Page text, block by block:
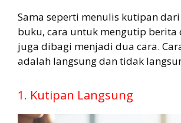
Sama seperti menulis kutipan
buku, cara untuk mengutip berita
juga dibagi menjadi dua cara.
adalah langsung dan tidak
1. Kutipan Langsung